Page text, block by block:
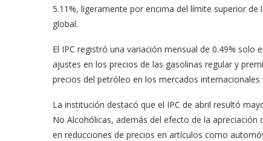
5.11%, ligeramente por encima del límite superior
global.
El IPC registró una variación mensual de 0.49% solo
ajustes en los precios de las gasolinas regular y
precios del petróleo en los mercados
La institución destacó que el IPC de abril resultó
No Alcohólicas, además del efecto de la
en reducciones de precios en artículos como